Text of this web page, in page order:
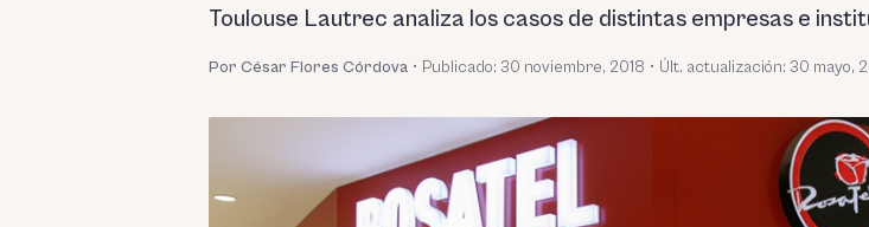
Toulouse Lautrec analiza los casos de distintas empresas e
Por César Flores Córdova • Publicado: 30 noviembre, 2018 • Últ. actualización: 30 mayo,